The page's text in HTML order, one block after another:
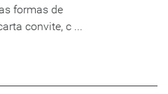
formas de
convite, c ...